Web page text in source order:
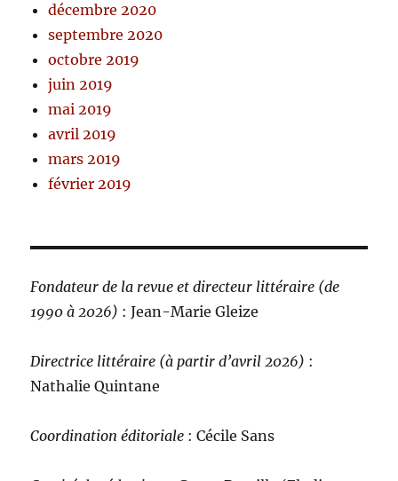
décembre 2020
septembre 2020
octobre 2019
juin 2019
mai 2019
avril 2019
mars 2019
février 2019
Fondateur de la revue et directeur littéraire (de
1990 à 2026) : Jean-Marie Gleize
Directrice littéraire (à partir d’avril 2026) :
Nathalie Quintane
Coordination éditoriale : Cécile Sans